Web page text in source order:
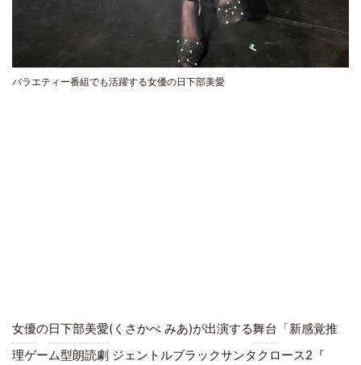
バラエティー番組でも活躍する女優の日下部美愛
女優の日下部美愛(くさかべ みあ)が出演する舞台 「新感覚推
理ゲーム型朗読劇 ジェントルブラックサンタクロース2『